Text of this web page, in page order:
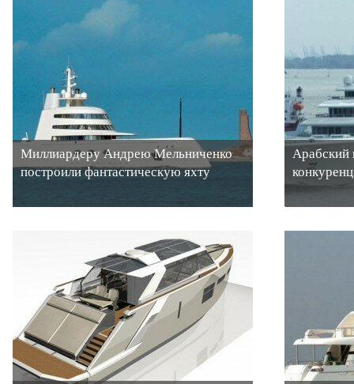
Миллиардеру Андрею Мельниченко
построили фантастическую яхту
Арабский